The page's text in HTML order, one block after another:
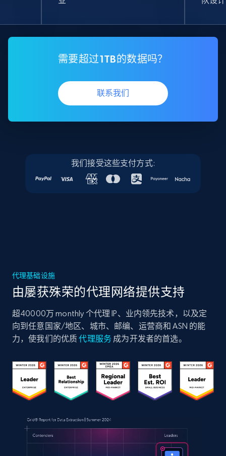
需要超过1TB的数据吗？
联系我们
我们接受这些支付方式:
代理基础设施
由屡获殊荣的代理网络提供支持
超40000万 monthly 个代理 IP、业内领先技术，以及定
向到任意国家/地区、城市、邮编、运营商和 ASN 的能
力，使我们的优质代理服务 成为开发者的首选。